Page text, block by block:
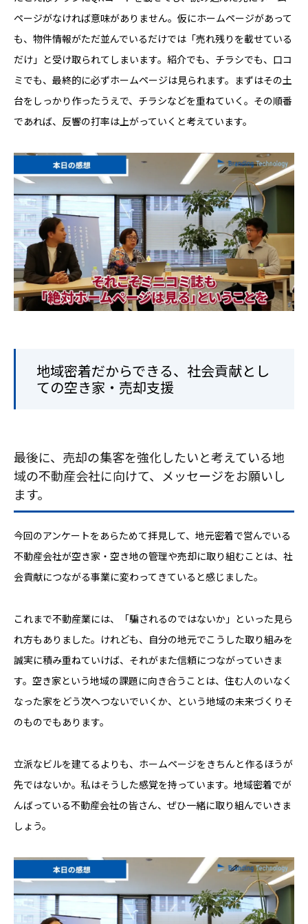
ページがなければ意味がありません。仮にホームページがあって
も、物件情報がただ並んでいるだけでは「売れ残りを載せている
だけ」と受け取られてしまいます。紹介でも、チラシでも、口コ
ミでも、最終的に必ずホームページは見られます。まずはその土
台をしっかり作ったうえで、チラシなどを重ねていく。その順番
であれば、反響の打率は上がっていくと考えています。
地域密着だからできる、社会貢献とし
ての空き家・売却支援
最後に、売却の集客を強化したいと考えている地
域の不動産会社に向けて、メッセージをお願いし
ます。
今回のアンケートをあらためて拝見して、地元密着で営んでいる
不動産会社が空き家・空き地の管理や売却に取り組むことは、社
会貢献につながる事業に変わってきていると感じました。
これまで不動産業には、「騙されるのではないか」といった見ら
れ方もありました。けれども、自分の地元でこうした取り組みを
誠実に積み重ねていけば、それがまた信頼につながっていきま
す。空き家という地域の課題に向き合うことは、住む人のいなく
なった家をどう次へつないでいくか、という地域の未来づくりそ
のものでもあります。
立派なビルを建てるよりも、ホームページをきちんと作るほうが
先ではないか。私はそうした感覚を持っています。地域密着でが
んばっている不動産会社の皆さん、ぜひ一緒に取り組んでいきま
しょう。